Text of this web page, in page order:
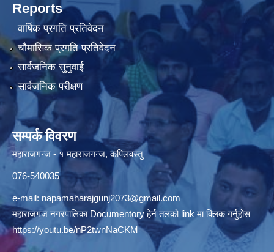
Reports
वार्षिक प्रगति प्रतिवेदन
चौमासिक प्रगति प्रतिवेदन
सार्वजनिक सुनुवाई
सार्वजनिक परीक्षण
सम्पर्क विवरण
महाराजगन्ज - १ महाराजगन्ज, कपिलवस्तु
076-540035
e-mail: napamaharajgunj2073@gmail.com
महाराजगंज नगरपालिका Documentory हेर्न तलको link मा क्लिक गर्नुहोस
https://youtu.be/nP2twnNaCKM